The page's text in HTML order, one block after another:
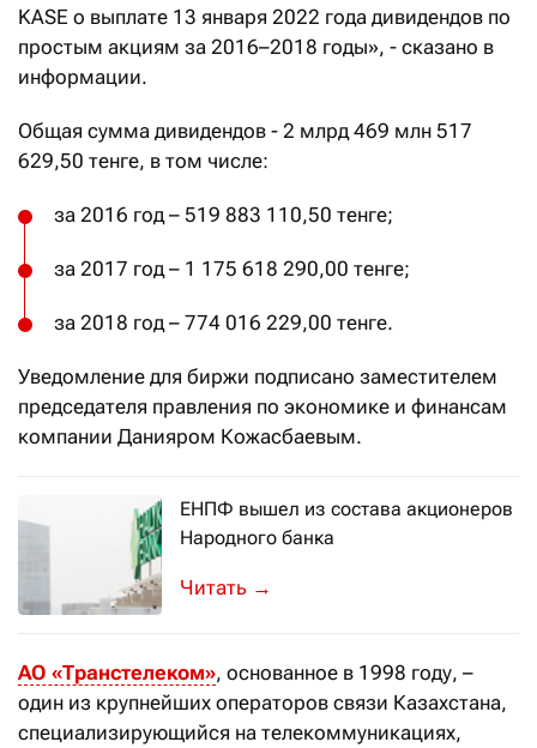
KASE о выплате 13 января 2022 года дивидендов по
простым акциям за 2016–2018 годы», - сказано в
информации.
Общая сумма дивидендов - 2 млрд 469 млн 517
629,50 тенге, в том числе:
за 2016 год – 519 883 110,50 тенге;
за 2017 год – 1 175 618 290,00 тенге;
за 2018 год – 774 016 229,00 тенге.
Уведомление для биржи подписано заместителем
председателя правления по экономике и финансам
компании Данияром Кожасбаевым.
ЕНПФ вышел из состава акционеров
Народного банка
Это стало известно из сообщения
→
АО «Транстелеком», основанное в 1998 году, –
один из крупнейших операторов связи Казахстана,
специализирующийся на телекоммуникациях,